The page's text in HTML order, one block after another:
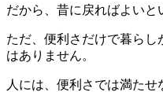
だから、昔に戻ればよいと
ただ、便利さだけで暮ら
はありません。
人には、便利さでは満たせ